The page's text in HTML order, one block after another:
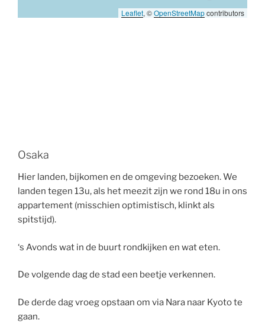
Leaflet, ©OpenStreetMapcontributors
Osaka
Hier landen, bijkomen en de omgeving bezoeken. We
landen tegen 13u, als het meezit zijn we rond 18u in ons
appartement (misschien optimistisch, klinkt als
spitstijd).
‘s Avonds wat in de buurt rondkijken en wat eten.
De volgende dag de stad een beetje verkennen.
De derde dag vroeg opstaan om via Nara naar Kyoto te
gaan.